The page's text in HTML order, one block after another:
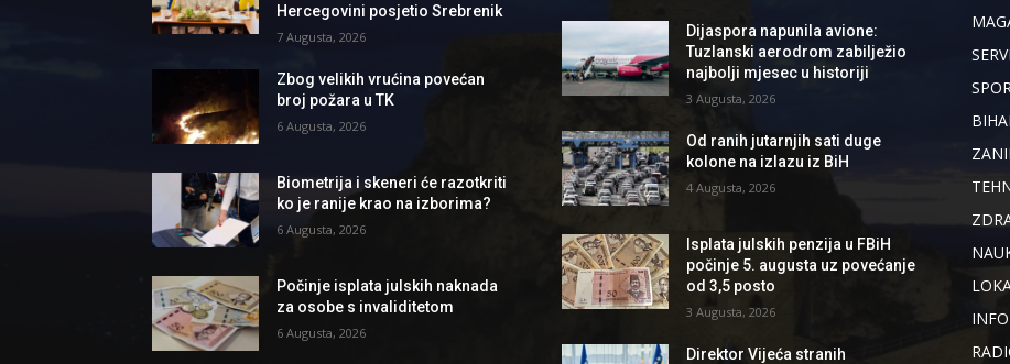
Hercegovini posjetio Srebrenik
7 Augusta, 2026
Zbog velikih vrućina povećan
broj požara u TK
6 Augusta, 2026
Biometrija i skeneri će razotkriti
ko je ranije krao na izborima?
6 Augusta, 2026
Počinje isplata julskih naknada
za osobe s invaliditetom
6 Augusta, 2026
Dijaspora napunila avione:
Tuzlanski aerodrom zabilježio
najbolji mjesec u historiji
3 Augusta, 2026
Od ranih jutarnjih sati duge
kolone na izlazu iz BiH
4 Augusta, 2026
Isplata julskih penzija u FBiH
počinje 5. augusta uz povećanje
od 3,5 posto
3 Augusta, 2026
Direktor Vijeća stranih
INFO